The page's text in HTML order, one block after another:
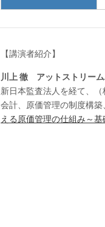
【講演者紹介】
川上 徹 アットストリー
新日本監査法人を経て、
会計、原価管理の制度構
える原価管理の仕組み～基